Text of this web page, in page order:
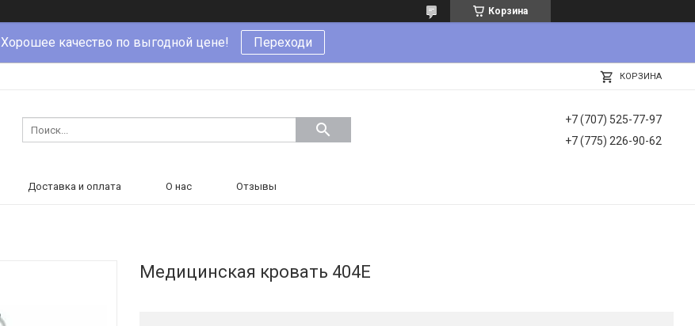
Корзина
Хорошее качество по выгодной цене! Переходи
КОРЗИНА
+7 (707) 525-77-97
+7 (775) 226-90-62
Доставка и оплата О нас Отзывы
Медицинская кровать 404E